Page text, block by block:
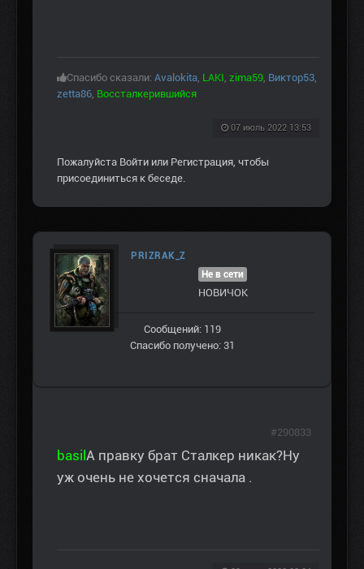
Спасибо сказали: Avalokita, LAKI, zima59, Виктор53,
zetta86, Воссталкерившийся
07 июль 2022 13:53
Пожалуйста Войти или Регистрация, чтобы
присоединиться к беседе.
PRIZRAK_Z
Не в сети
НОВИЧОК
Сообщений: 119
Спасибо получено: 31
basil А правку брат Сталкер никак?Ну
уж очень не хочется сначала .
#290833